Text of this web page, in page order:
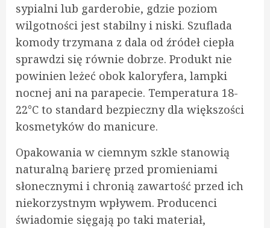
sypialni lub garderobie, gdzie poziom
wilgotności jest stabilny i niski. Szuflada
komody trzymana z dala od źródeł ciepła
sprawdzi się równie dobrze. Produkt nie
powinien leżeć obok kaloryfera, lampki
nocnej ani na parapecie. Temperatura 18-
22°C to standard bezpieczny dla większości
kosmetyków do manicure.
Opakowania w ciemnym szkle stanowią
naturalną barierę przed promieniami
słonecznymi i chronią zawartość przed ich
niekorzystnym wpływem. Producenci
świadomie sięgają po taki materiał,